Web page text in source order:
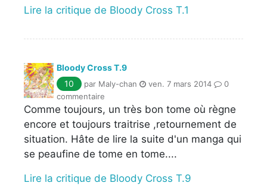
Lire la critique de Bloody Cross T.1
Bloody Cross T.9
10
par Maly-chan ven. 7 mars 2014
0
commentaire
Comme toujours, un très bon tome où règne
encore et toujours traitrise ,retournement de
situation. Hâte de lire la suite d'un manga qui
se peaufine de tome en tome....
Lire la critique de Bloody Cross T.9